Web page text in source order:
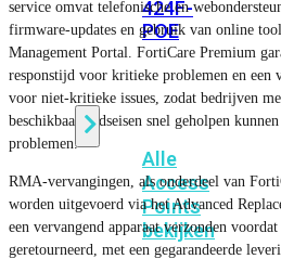
424F-
POE
WiFi
Alle
Access
Points
bekijken
service omvat telefonische en
firmware-updates en gebruik van online
Management Portal. FortiCare Premium
responstijd voor kritieke problemen en een
voor niet-kritieke issues, zodat bedrijven
beschikbaarheidseisen snel geholpen
problemen.
RMA-vervangingen, als onderdeel van
worden uitgevoerd via het Advanced
een vervangend apparaat verzonden
geretourneerd, met een gegarandeerde